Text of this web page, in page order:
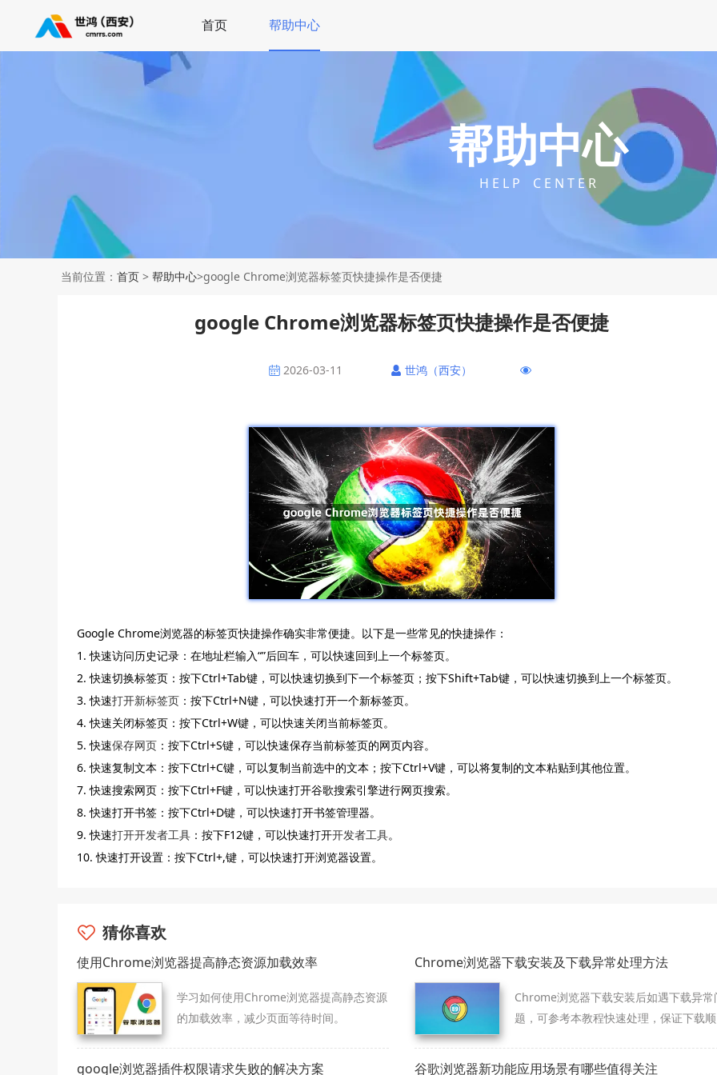
首页 帮助中心
帮助中心
H E L P C E N T E R
当前位置： 首页 > 帮助中心>google Chrome浏览器标签页快捷操作是否便捷
google Chrome浏览器标签页快捷操作是否便捷
2026-03-11 世鸿（西安）
Google Chrome浏览器的标签页快捷操作确实非常便捷。以下是一些常见的快捷操作：
1. 快速访问历史记录：在地址栏输入“”后回车，可以快速回到上一个标签页。
2. 快速切换标签页：按下Ctrl+Tab键，可以快速切换到下一个标签页；按下Shift+Tab键，可以快速切换到上一个标签页。
3. 快速打开新标签页 ：按下Ctrl+N键，可以快速打开一个新标签页。
4. 快速关闭标签页：按下Ctrl+W键，可以快速关闭当前标签页。
5. 快速保存网页 ：按下Ctrl+S键，可以快速保存当前标签页的网页内容。
6. 快速复制文本：按下Ctrl+C键，可以复制当前选中的文本；按下Ctrl+V键，可以将复制的文本粘贴到其他位置。
7. 快速搜索网页：按下Ctrl+F键，可以快速打开谷歌搜索引擎进行网页搜索。
8. 快速打开书签：按下Ctrl+D键，可以快速打开书签管理器。
9. 快速打开开发者工具 ：按下F12键，可以快速打开开发者工具。
10. 快速打开设置：按下Ctrl+,键，可以快速打开浏览器设置。
猜你喜欢
使用Chrome浏览器提高静态资源加载效率
学习如何使用Chrome浏览器提高静态资源
的加载效率，减少页面等待时间。
Chrome浏览器下载安装及下载异常处理方法
Chrome浏览器下载安装后如遇下载异常
题，可参考本教程快速处理，保证下载顺
google浏览器插件权限请求失败的解决方案 谷歌浏览器新功能应用场景有哪些值得关注